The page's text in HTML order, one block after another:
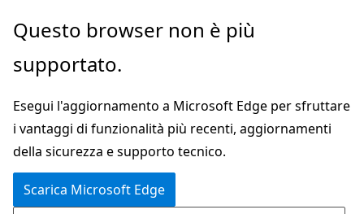
Ignora
passa
contenuto
principale
Passare
allo
spostamento
pagina
Questo browser non è più
supportato.
Esegui l'aggiornamento a Microsoft Edge per sfruttare
i vantaggi di funzionalità più recenti, aggiornamenti
della sicurezza e supporto tecnico.
Scarica Microsoft Edge